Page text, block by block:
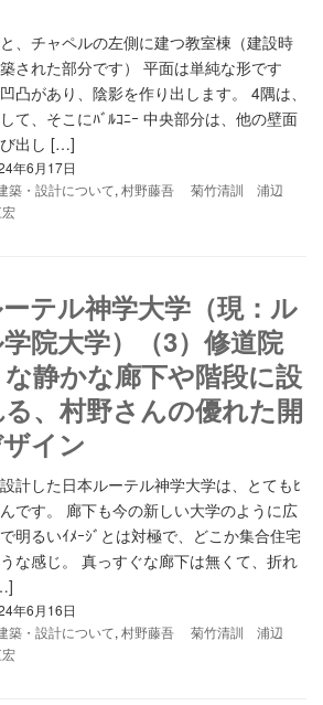
、チャペルの左側に建つ教室棟（建設時
された部分です） 平面は単純な形です
凸があり、陰影を作り出します。 4隅は、
て、そこにﾊﾞﾙｺﾆｰ 中央部分は、他の壁面
出し […]
年6月17日
築・設計について, 村野藤吾 菊竹清訓 浦辺
テル神学大学（現：ル
院大学）（3）修道院
静かな廊下や階段に設
、村野さんの優れた開
イン
計した日本ルーテル神学大学は、とてもﾋ
んです。 廊下も今の新しい大学のように広
明るいｲﾒｰｼﾞとは対極で、どこか集合住宅
な感じ。 真っすぐな廊下は無くて、折れ
年6月16日
築・設計について, 村野藤吾 菊竹清訓 浦辺